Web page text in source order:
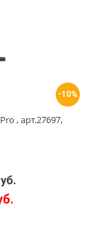
-10%
, арт.27697,